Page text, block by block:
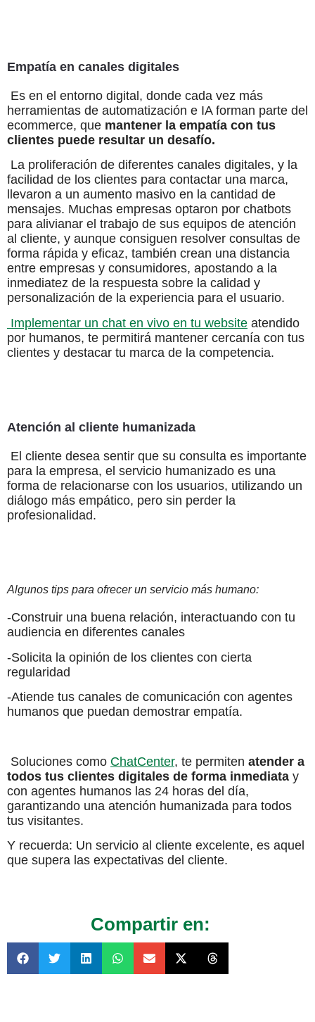
Empatía en canales digitales
Es en el entorno digital, donde cada vez más
herramientas de automatización e IA forman parte del
ecommerce, que mantener la empatía con tus
clientes puede resultar un desafío.
La proliferación de diferentes canales digitales, y la
facilidad de los clientes para contactar una marca,
llevaron a un aumento masivo en la cantidad de
mensajes. Muchas empresas optaron por chatbots
para alivianar el trabajo de sus equipos de atención
al cliente, y aunque consiguen resolver consultas de
forma rápida y eficaz, también crean una distancia
entre empresas y consumidores, apostando a la
inmediatez de la respuesta sobre la calidad y
personalización de la experiencia para el usuario.
Implementar un chat en vivo en tu website atendido
por humanos, te permitirá mantener cercanía con tus
clientes y destacar tu marca de la competencia.
Atención al cliente humanizada
El cliente desea sentir que su consulta es importante
para la empresa, el servicio humanizado es una
forma de relacionarse con los usuarios, utilizando un
diálogo más empático, pero sin perder la
profesionalidad.
Algunos tips para ofrecer un servicio más humano:
-Construir una buena relación, interactuando con tu
audiencia en diferentes canales
-Solicita la opinión de los clientes con cierta
regularidad
-Atiende tus canales de comunicación con agentes
humanos que puedan demostrar empatía.
Soluciones como ChatCenter, te permiten atender a
todos tus clientes digitales de forma inmediata y
con agentes humanos las 24 horas del día,
garantizando una atención humanizada para todos
tus visitantes.
Y recuerda: Un servicio al cliente excelente, es aquel
que supera las expectativas del cliente.
Compartir en: